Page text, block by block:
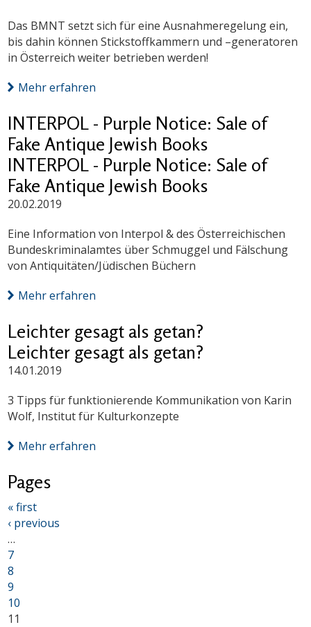
Das BMNT setzt sich für eine Ausnahmeregelung ein,
bis dahin können Stickstoffkammern und –generatoren
in Österreich weiter betrieben werden!
Mehr erfahren
INTERPOL - Purple Notice: Sale of
Fake Antique Jewish Books
INTERPOL - Purple Notice: Sale of
Fake Antique Jewish Books
20.02.2019
Eine Information von Interpol & des Österreichischen
Bundeskriminalamtes über Schmuggel und Fälschung
von Antiquitäten/Jüdischen Büchern
Mehr erfahren
Leichter gesagt als getan?
Leichter gesagt als getan?
14.01.2019
3 Tipps für funktionierende Kommunikation von Karin
Wolf, Institut für Kulturkonzepte
Mehr erfahren
Pages
« first
‹ previous
…
7
8
9
10
11